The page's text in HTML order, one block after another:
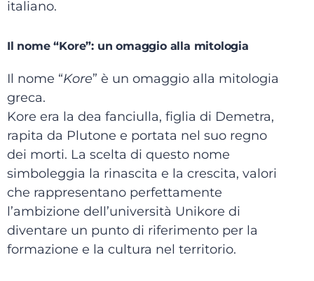
italiano.
Il nome “Kore”: un omaggio alla mitologia
Il nome “Kore” è un omaggio alla mitologia
greca.
Kore era la dea fanciulla, figlia di Demetra,
rapita da Plutone e portata nel suo regno
dei morti. La scelta di questo nome
simboleggia la rinascita e la crescita, valori
che rappresentano perfettamente
l’ambizione dell’università Unikore di
diventare un punto di riferimento per la
formazione e la cultura nel territorio.